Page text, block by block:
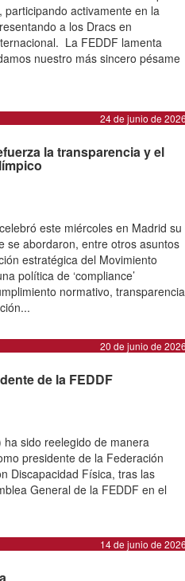
de Asier
de Deportes de Personas
(FEDDF) lamentos el fallecimiento
parte del club catalán durante
activamente en la actividad
el fallecimiento y
sincero pésame a familiares y
24 de junio de 2026
del CPE refuerza la
gobierno del deporte
otros asuntos relacionados con la
del Movimiento
marcha de una política de
a consolidar la cultura de
transparencia y buen gobierno